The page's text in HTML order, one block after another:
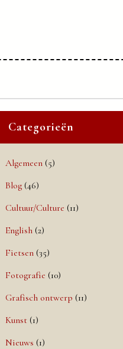
Categorieën
Algemeen (5)
Blog (46)
Cultuur/Culture (11)
English (2)
Fietsen (35)
Fotografie (10)
Grafisch ontwerp (11)
Kunst (1)
Nieuws (1)